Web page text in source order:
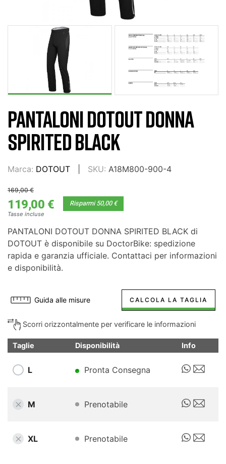
PANTALONI DOTOUT DONNA
SPIRITED BLACK
Marca: DOTOUT SKU: A18M800-900-4
169,00 €
119,00 € Risparmi 50,00 €
Tasse incluse
PANTALONI DOTOUT DONNA SPIRITED BLACK di
DOTOUT è disponibile su DoctorBike: spedizione
rapida e garanzia ufficiale. Contattaci per informazioni
e disponibilità.
Guida alle misure CALCOLA LA TAGLIA
Scorri orizzontalmente per verificare le informazioni
Taglie Disponibilità Info
L Pronta Consegna
M Prenotabile
XL Prenotabile